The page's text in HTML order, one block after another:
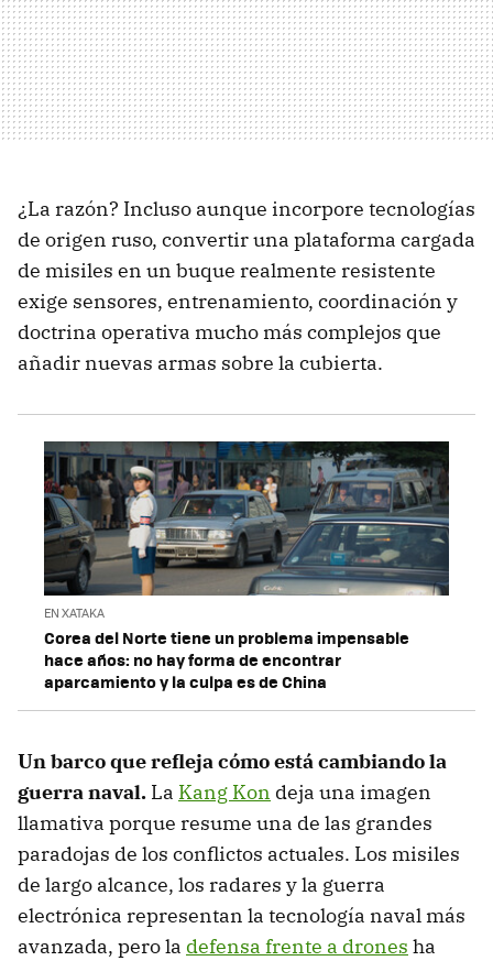
¿La razón? Incluso aunque incorpore tecnologías
de origen ruso, convertir una plataforma cargada
de misiles en un buque realmente resistente
exige sensores, entrenamiento, coordinación y
doctrina operativa mucho más complejos que
añadir nuevas armas sobre la cubierta.
EN XATAKA
Corea del Norte tiene un problema impensable
hace años: no hay forma de encontrar
aparcamiento y la culpa es de China
Un barco que refleja cómo está cambiando la
guerra naval. La Kang Kon deja una imagen
llamativa porque resume una de las grandes
paradojas de los conflictos actuales. Los misiles
de largo alcance, los radares y la guerra
electrónica representan la tecnología naval más
avanzada, pero la defensa frente a drones ha